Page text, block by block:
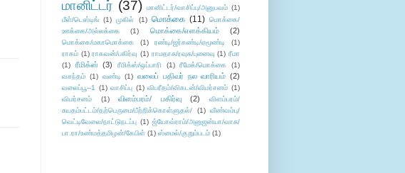
மானிட்டர் (37) மானிட்டர்/வாசிப்பு/அனுபவம் (1)
மீள்/டெஸ்டிங் (1) முகில் (1) மொக்கை (11) மொக்கை/
ஊக்கை/அல்லக்கை
(1) மொக்கை/எளக்கியம் (2)
மொக்கை/மகாமொக்கை (1) ரண்டி/ஜர்கண்டி/ஏமூண்டி
(1)
ராகம் (1) ராகவன்/பகிர்வு (1) ராமதாசு/ரவுசு/புனைவு (1) ரீமா
(1)
ரீமிக்ஸ் (3) ரீமிக்ஸ்/ஒப்பாரி (1) ரீமேக்/மொக்கை
(1)
வசந்தம் (1) வண்டி (1) வலைப் பதிவர் நல வாரியம் (2)
வலைப்பூ--1 (1) வாசிப்பு (1) விபரீதம்/விகடன்/விமர்சனம் (1)
விமர்சனம்
(1) விளம்பரம்/ பகிர்வு (2)
விளம்பரம்/
சுயதம்பட்டம்/தற்பெருமை/பீற்றிக்கொள்ளுதல்/
(1) வீண்வம்பு/
வெட்டிவேலை/நாட்டுநடப்பு (1) ஜ்யோவ்ராம்/அனுஜன்யா/வாசு/
பா.ரா/உண்மத்தமிழன்/கேபிள் (1) ஸ்மைல்/குறும்படம் (1)